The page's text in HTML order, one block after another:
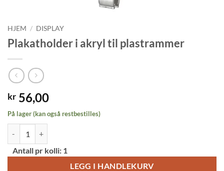
HJEM / DISPLAY
Plakatholder i akryl til plastrammer
kr 56,00
På lager (kan også restbestilles)
Antall pr kolli: 1
LEGG I HANDLEKURV
Alternative: